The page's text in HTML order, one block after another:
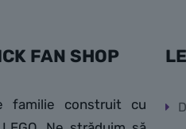
FAN SHOP
familie construit cu